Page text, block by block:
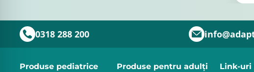
0318 288 200
Produse pediatrice Produse pentru adulţi Link-uri